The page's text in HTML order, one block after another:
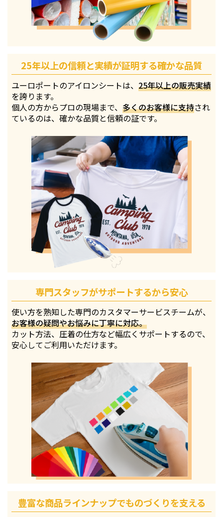
25年以上の信頼と実績が証明する確かな品質
ユーロポートのアイロンシートは、25年以上の販売実績
を誇ります。
個人の方からプロの現場まで、多くのお客様に支持され
ているのは、確かな品質と信頼の証です。
専門スタッフがサポートするから安心
使い方を熟知した専門のカスタマーサービスチームが、
お客様の疑問やお悩みに丁寧に対応。
カット方法、圧着の仕方など幅広くサポートするので、
安心してご利用いただけます。
豊富な商品ラインナップでものづくりを支える